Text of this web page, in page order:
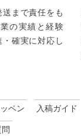
まで責任をも
の実績と経験
確実に対応し
ペン 入稿ガイド